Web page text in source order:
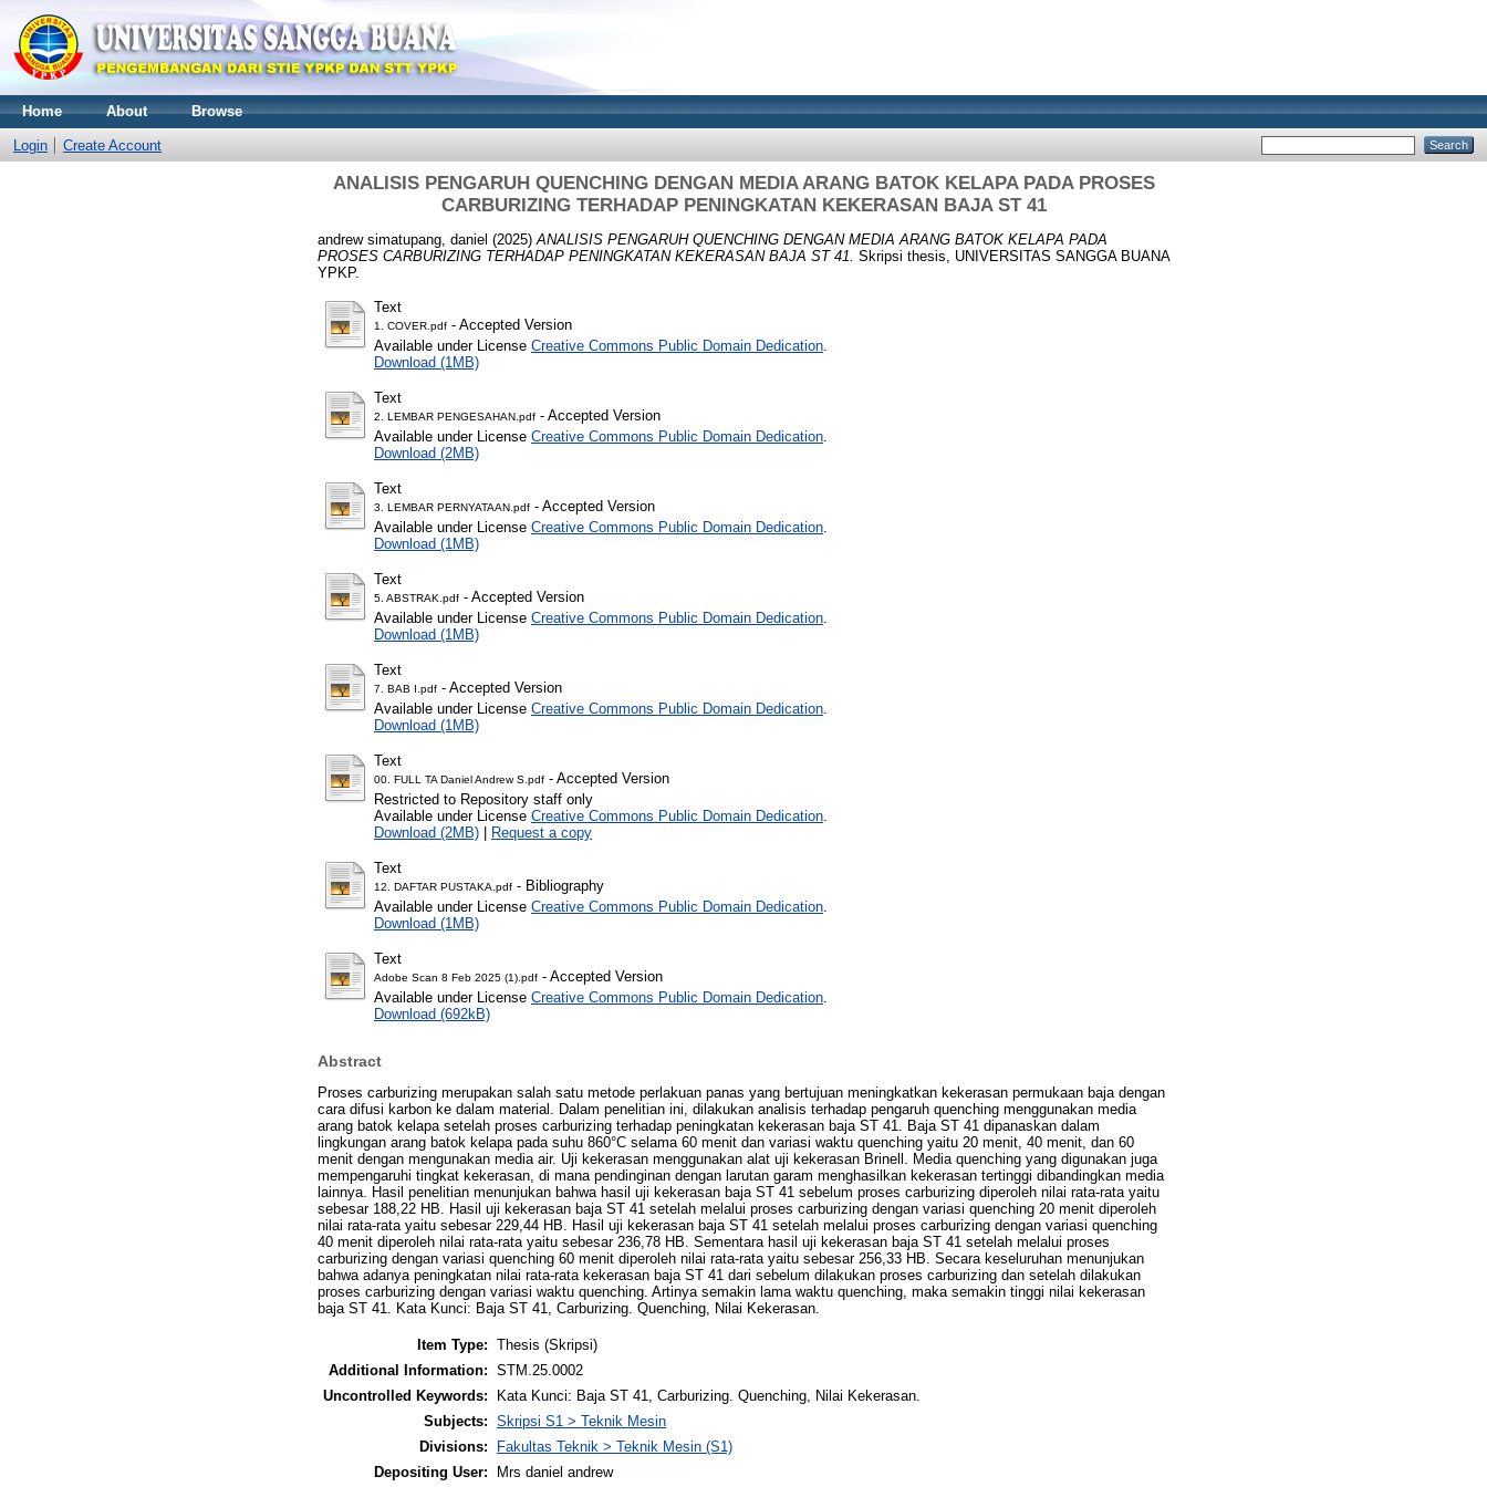
Home About Browse
Login Create Account
ANALISIS PENGARUH QUENCHING DENGAN MEDIA ARANG BATOK KELAPA PADA PROSES
CARBURIZING TERHADAP PENINGKATAN KEKERASAN BAJA ST 41
andrew simatupang, daniel (2025) ANALISIS PENGARUH QUENCHING DENGAN MEDIA ARANG BATOK KELAPA PADA
PROSES CARBURIZING TERHADAP PENINGKATAN KEKERASAN BAJA ST 41. Skripsi thesis, UNIVERSITAS SANGGA BUANA
YPKP.
Text
1. COVER.pdf - Accepted Version
Available under License Creative Commons Public Domain Dedication
Download (1MB)
Text
2. LEMBAR PENGESAHAN.pdf - Accepted Version
Available under License Creative Commons Public Domain Dedication
Download (2MB)
Text
3. LEMBAR PERNYATAAN.pdf - Accepted Version
Available under License Creative Commons Public Domain Dedication
Download (1MB)
Text
5. ABSTRAK.pdf - Accepted Version
Available under License Creative Commons Public Domain Dedication
Download (1MB)
Text
7. BAB I.pdf - Accepted Version
Available under License Creative Commons Public Domain Dedication
Download (1MB)
Text
00. FULL TA Daniel Andrew S.pdf - Accepted Version
Restricted to Repository staff only
Available under License Creative Commons Public Domain Dedication
Download (2MB) | Request a copy
Text
12. DAFTAR PUSTAKA.pdf - Bibliography
Available under License Creative Commons Public Domain Dedication
Download (1MB)
Text
Adobe Scan 8 Feb 2025 (1).pdf - Accepted Version
Available under License Creative Commons Public Domain Dedication
Download (692kB)
Abstract
Proses carburizing merupakan salah satu metode perlakuan panas yang bertujuan meningkatkan kekerasan permukaan baja dengan
cara difusi karbon ke dalam material. Dalam penelitian ini, dilakukan analisis terhadap pengaruh quenching menggunakan media
arang batok kelapa setelah proses carburizing terhadap peningkatan kekerasan baja ST 41. Baja ST 41 dipanaskan dalam
lingkungan arang batok kelapa pada suhu 860°C selama 60 menit dan variasi waktu quenching yaitu 20 menit, 40 menit, dan 60
menit dengan mengunakan media air. Uji kekerasan menggunakan alat uji kekerasan Brinell. Media quenching yang digunakan juga
mempengaruhi tingkat kekerasan, di mana pendinginan dengan larutan garam menghasilkan kekerasan tertinggi dibandingkan media
lainnya. Hasil penelitian menunjukan bahwa hasil uji kekerasan baja ST 41 sebelum proses carburizing diperoleh nilai rata-rata yaitu
sebesar 188,22 HB. Hasil uji kekerasan baja ST 41 setelah melalui proses carburizing dengan variasi quenching 20 menit diperoleh
nilai rata-rata yaitu sebesar 229,44 HB. Hasil uji kekerasan baja ST 41 setelah melalui proses carburizing dengan variasi quenching
40 menit diperoleh nilai rata-rata yaitu sebesar 236,78 HB. Sementara hasil uji kekerasan baja ST 41 setelah melalui proses
carburizing dengan variasi quenching 60 menit diperoleh nilai rata-rata yaitu sebesar 256,33 HB. Secara keseluruhan menunjukan
bahwa adanya peningkatan nilai rata-rata kekerasan baja ST 41 dari sebelum dilakukan proses carburizing dan setelah dilakukan
proses carburizing dengan variasi waktu quenching. Artinya semakin lama waktu quenching, maka semakin tinggi nilai kekerasan
baja ST 41. Kata Kunci: Baja ST 41, Carburizing. Quenching, Nilai Kekerasan.
Item Type: Thesis (Skripsi)
Additional Information: STM.25.0002
Uncontrolled Keywords:
Kata Kunci: Baja ST 41, Carburizing. Quenching, Nilai Kekerasan.
Subjects: Skripsi S1 > Teknik Mesin
Divisions:
Fakultas Teknik > Teknik Mesin (S1)
Depositing User:
Mrs daniel andrew